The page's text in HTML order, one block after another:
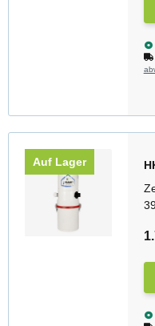
Auf Lager